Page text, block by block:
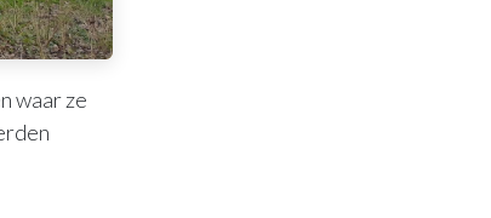
waar ze